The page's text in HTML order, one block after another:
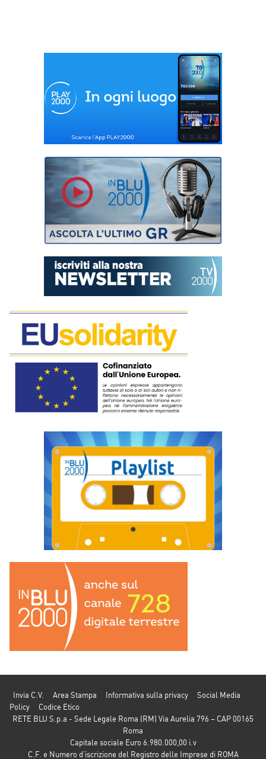
Invia C.V. Area Stampa Informativa sulla privacy
Social Media
Policy
Codice Etico
RETE BLU S.p.a - Sede Legale Roma (RM) Via Aurelia 796 – CAP 00165
Roma
Capitale sociale Euro 6.980.000,00 i.v
C.F. e Numero d’iscrizione del Registro delle Imprese di ROMA